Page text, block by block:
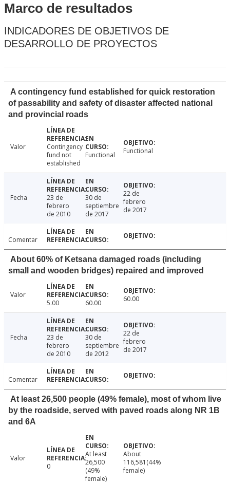
Marco de resultados
INDICADORES DE OBJETIVOS DE
DESARROLLO DE PROYECTOS
A contingency fund established for quick restoration
of passability and safety of disaster affected national
and provincial roads
Valor
Contingency
fund not
established
Functional Functional
Fecha
23 de
febrero
de 2010
30 de
septiembre
de 2017
22 de
febrero
de 2017
Comentar
About 60% of Ketsana damaged roads (including
small and wooden bridges) repaired and improved
Valor
5.00
60.00 60.00
Fecha
23 de
febrero
de 2010
30 de
septiembre
de 2012
22 de
febrero
de 2017
Comentar
At least 26,500 people (49% female), most of whom live
by the roadside, served with paved roads along NR 1B
and 6A
Valor
0
At least
26,500
(49%
female)
About
116,581(44%
female)